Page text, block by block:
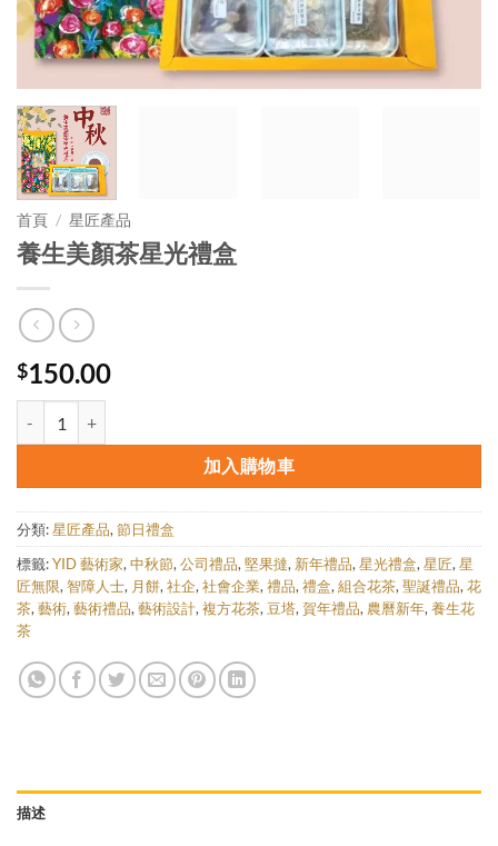
首頁 / 星匠產品
養生美顏茶星光禮盒
$150.00
加入購物車
分類:星匠產品,節日禮盒
標籤:YID 藝術家,中秋節,公司禮品,堅果撻, 新年禮品,星光禮盒,星匠,星
匠無限,智障人士, 月餅,社企,社會企業,禮品,禮盒,組合花茶,聖誕禮品,花
茶,藝術,藝術禮品,藝術設計,複方花茶,豆塔,賀年禮品, 農曆新年,養生花
茶
描述